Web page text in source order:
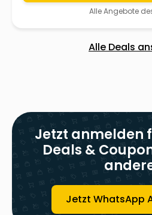
Alle Angebote
Alle Deals
Jetzt anmelden
Deals &
Jetzt WhatsApp